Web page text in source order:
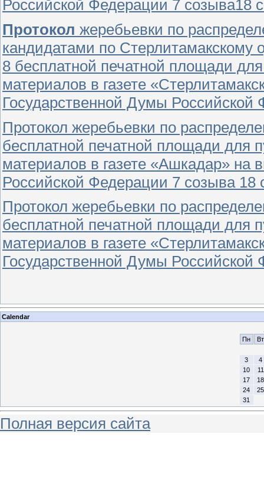
Российской Федерации 7 созыва18
Протокол жеребьевки по
кандидатами по Стерлитамакскому
8 бесплатной печатной площади
материалов в газете
Государственной Думы Российской
Протокол жеребьевки по
бесплатной печатной площади для
материалов в газете «Ашкадар» на
Российской Федерации 7 созыва 18
Протокол жеребьевки по
бесплатной печатной площади для
материалов в газете
Государственной Думы Российской
Calendar
Пн
Вт
3
4
10
11
17
18
24
25
31
Полная версия сайта